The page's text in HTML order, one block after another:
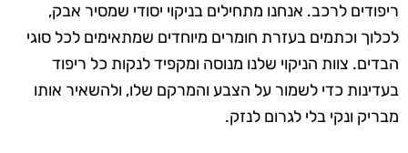
ריפודים לרכב. אנחנו מתחילים בניקוי יסודי שמסיר אבק,
לכלוך וכתמים בעזרת חומרים מיוחדים שמתאימים לכל סוגי
הבדים. צוות הניקוי שלנו מנוסה ומקפיד לנקות כל ריפוד
בעדינות כדי לשמור על הצבע והמרקם שלו, ולהשאיר אותו
מבריק ונקי בלי לגרום לנזק.